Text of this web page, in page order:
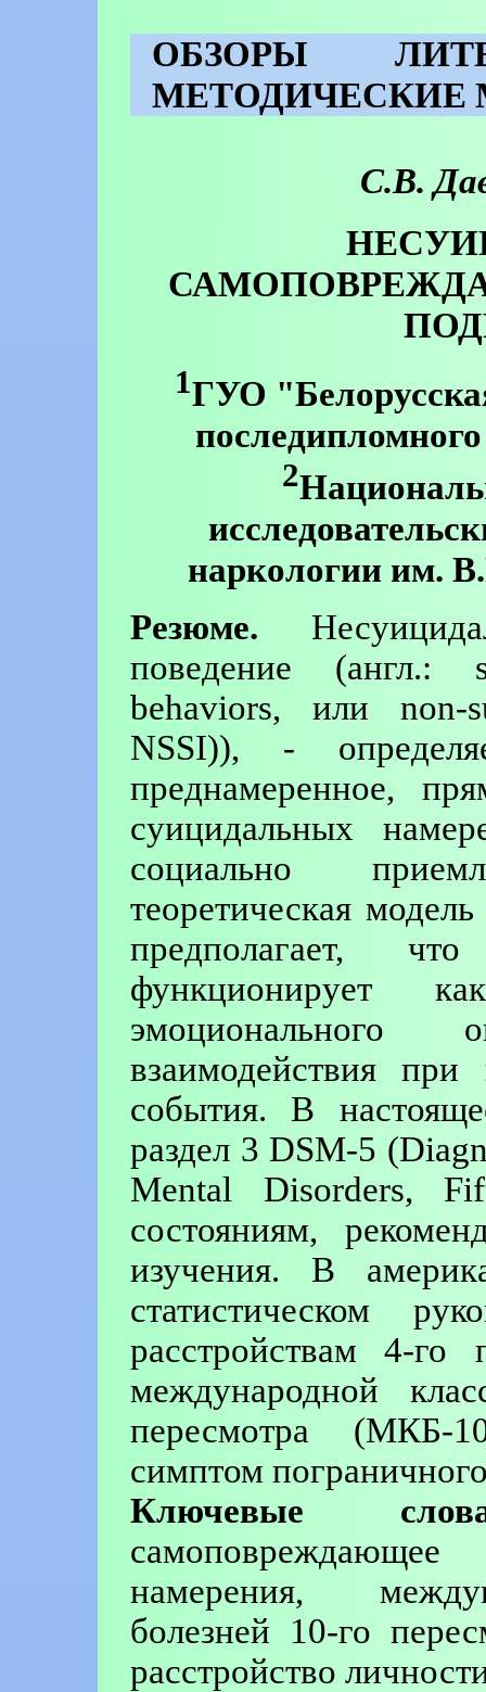
ОБЗОРЫ
МЕТОДИЧЕСКИЕ
С.В.
1ГУО
2
наркологии им.
Резюме.
поведение (англ.:
behaviors, или
NSSI)), -
преднамеренное,
суицидальных
социально
теоретическая
предполагает,
функционирует
взаимодействия при
события. В
раздел 3 DSM-5
Mental Disorders,
состояниям,
изучения. В
статистическом
расстройствам 4-
международной
пересмотра (МКБ-
симптом
Ключевые
самоповреждающее
намерения,
болезней 10-го
расстройство